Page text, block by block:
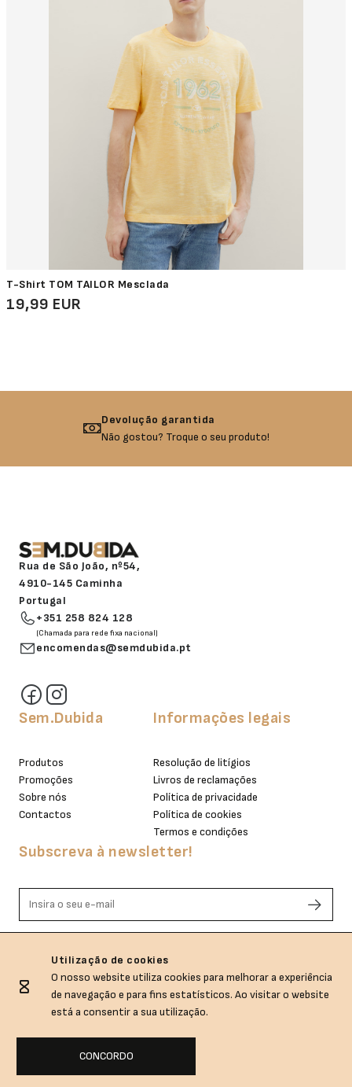
T-Shirt TOM TAILOR Mesclada
19,99 EUR
Devolução garantida
Não gostou? Troque o seu produto!
Rua de São João, nº54,
4910-145 Caminha
Portugal
+351 258 824 128
(Chamada para rede fixa nacional)
encomendas@semdubida.pt
Sem.Dubida
Produtos
Promoções
Sobre nós
Contactos
Informações legais
Resolução de litígios
Livros de reclamações
Política de privacidade
Política de cookies
Termos e condições
Subscreva à newsletter!
Sem.Dubida © All rights reserved.
Empowered with
bywebincode.com
Utilização de cookies
O nosso website utiliza cookies para melhorar a experiência
de navegação e para fins estatísticos. Ao visitar o website
está a consentir a sua utilização.
CONCORDO